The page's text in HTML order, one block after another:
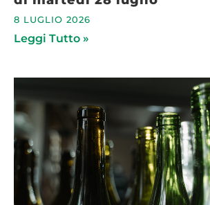
8 LUGLIO 2026
Leggi Tutto »